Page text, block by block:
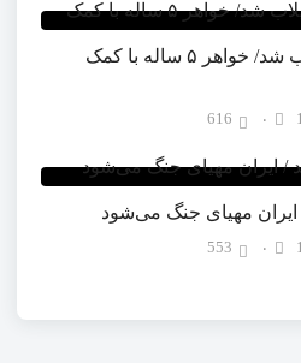
دختر ۹ ساله قربانی سیلاب شد/ خواهر ۵ ساله با کمک
616
ایران مهیای جنگ می‌شود
553